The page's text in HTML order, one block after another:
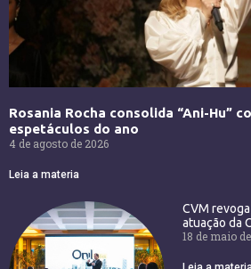
Rosania Rocha consolida “Ani-Hu”
espetáculos do ano
4 de agosto de 2026
Leia a materia
CVM
atuação da
18 de maio